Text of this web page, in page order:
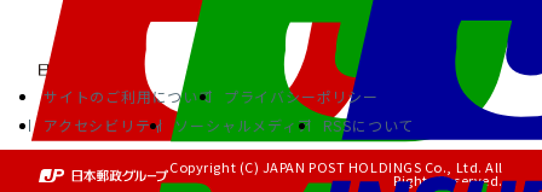
サイトのご利用について
プライバシーポリシー
アクセシビリティ
ソーシャルメディア RSSについて
Copyright (C) JAPAN POST HOLDINGS Co., Ltd. All
Rights Reserved.